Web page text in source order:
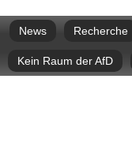
Hauptmenü
News Recherche
Kein Raum der AfD